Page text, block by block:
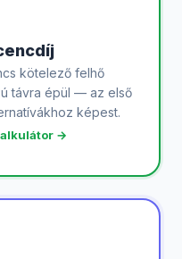
kötelező felhő
távra épül — az első
képest.
→